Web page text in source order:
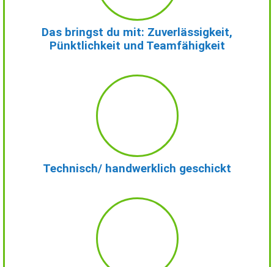
Das bringst du mit: Zuverlässigkeit,
Pünktlichkeit und Teamfähigkeit
Technisch/ handwerklich geschickt